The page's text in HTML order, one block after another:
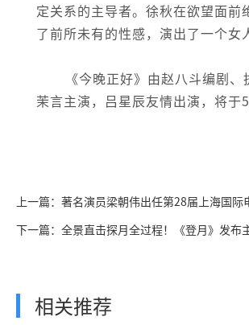
定关系的主导者。徐秋在欲望面
了前所未有的性感，演出了一个
《今晚正好》由赵八斗编剧
茉言主演，吕星辰友情出演，将
上一篇：著名演员梁朝伟出任第28届上海国
下一篇：全景直击探月全过程！《登月》发
相关推荐